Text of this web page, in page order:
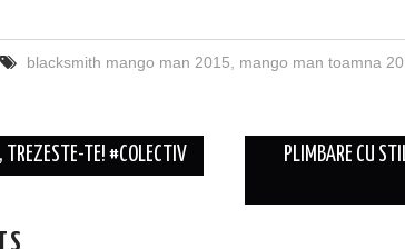
blacksmith mango man 2015 mango man toamna
TREZESTE-TE! #COLECTIV
PLIMBARE CU